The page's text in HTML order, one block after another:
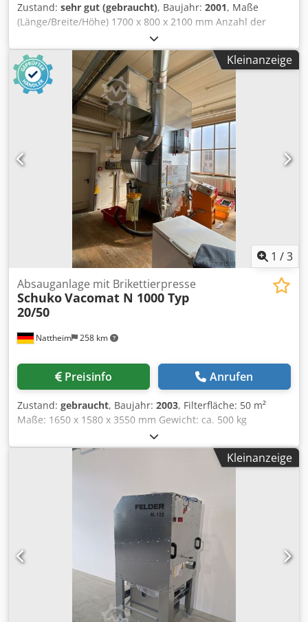
Zustand: sehr gut (gebraucht), Baujahr: 2001, Maße
(Länge/Breite/Höhe) 1700 x 800 x 2100 mm Anzahl der
Filtersäcke 1 St. Anzahl der Spänesäcke 1 St.
Schlauchdurchmesser 160 mm Schlauchlänge 4000 mm
Saugleistung 1850 m³/h Motorleistung 3 kW Diese
Absauganlage ist in einem gutem Zustand, sofort
Verfügbar und kann beim Abgeber unter Strom besichtigt
werden. Dsdoxcyymopfx Apwekr BESCHREIBUNG: -
Zyklonvorabscheider mit Zellradschleuse zur Ausbringung
während des Betriebes - Fahrbar - Geeignet zur
Absaugung brennbarer Stäube Abmessungen: Sauger:
1,7(Breite) x 0,8(Tiefe) x 2,1m(Höhe) Vorabscheider:
1,1(Breite) x 1(Tiefe) x 2,8m(Höhe)
Kleinanzeige
1 /3
Nattheim 258 km
Absauganlage mit Brikettierpresse
SchukoVacomat N 1000 Typ
20/50
Preisinfo Anrufen
Zustand: gebraucht, Baujahr: 2003, Filterfläche: 50 m²
Maße: 1650 x 1580 x 3550 mm Gewicht: ca. 500 kg
Unterbau mit Austragungsschnecke: Brikettierpresse
Schuko C 800 - 2 mit Löscheinrichtung Motor: 1,5 kW
Gewicht: ca. 1200 kg Lagerort: Lieferant Dksdpfx Apezb N T
Kleinanzeige